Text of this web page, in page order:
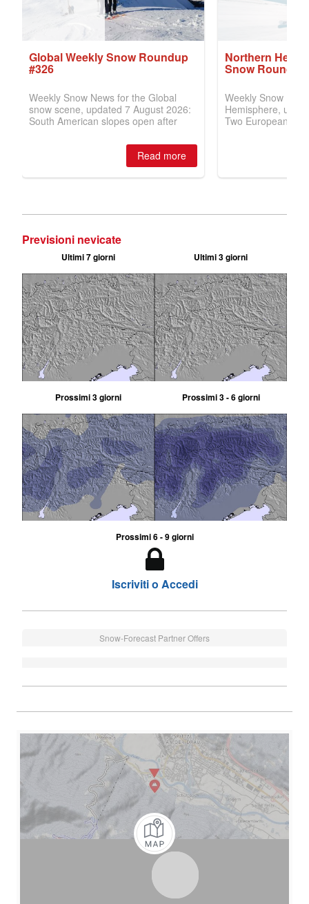
Previsioni nevicate
Ultimi 7 giorni Ultimi 3 giorni
Prossimi 3 giorni Prossimi 3 - 6 giorni
Prossimi 6 - 9 giorni
Iscriviti o Accedi
Snow-Forecast Partner Offers